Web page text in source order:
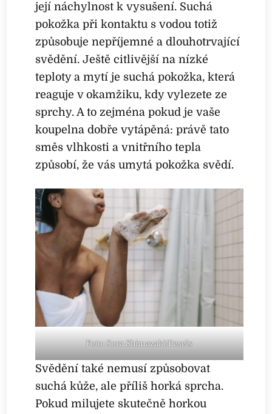
její náchylnost k vysušení. Suchá
pokožka při kontaktu s vodou totiž
způsobuje nepříjemné a dlouhotrvající
svědění. Ještě citlivější na nízké
teploty a mytí je suchá pokožka, která
reaguje v okamžiku, kdy vylezete ze
sprchy. A to zejména pokud je vaše
koupelna dobře vytápěná: právě tato
směs vlhkosti a vnitřního tepla
způsobí, že vás umytá pokožka svědí.
Foto: Sora Shimazaki/Pexels
Svědění také nemusí způsobovat
suchá kůže, ale příliš horká sprcha.
Pokud milujete skutečně horkou